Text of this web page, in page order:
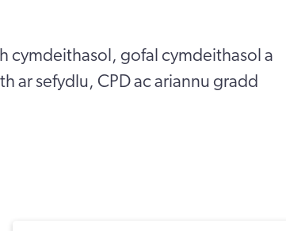
cymdeithasol, gofal cymdeithasol a
ar sefydlu, CPD ac ariannu gradd